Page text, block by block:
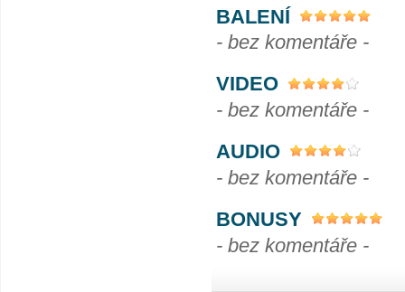
BALENÍ
- bez komentáře -
VIDEO
- bez komentáře -
AUDIO
- bez komentáře -
BONUSY
- bez komentáře -